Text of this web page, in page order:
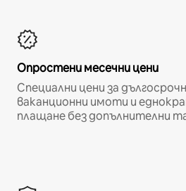
Опростени месечни цени
Специални цени за
ваканционни имоти и
плащане без допълнителни